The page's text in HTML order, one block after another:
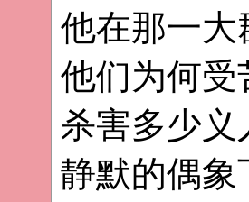
他在那一大
他们为何受
杀害多少
静默的偶象